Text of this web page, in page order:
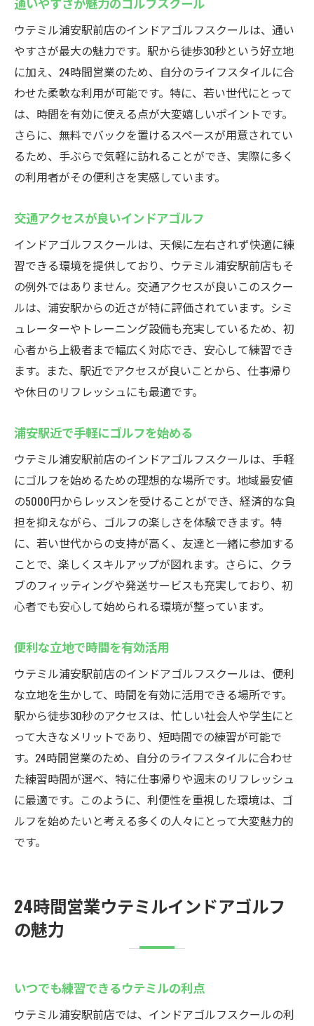
ウテミル浦安駅前店のインドアゴルフスクールは、通い
やすさが最大の魅力です。駅から徒歩30秒という好立地
に加え、24時間営業のため、自分のライフスタイルに合
わせた柔軟な利用が可能です。特に、若い世代にとって
は、時間を有効に使える点が大変嬉しいポイントです。
さらに、無料でバックを置けるスペースが用意されてい
るため、手ぶらで気軽に訪れることができ、実際に多く
の利用者がその便利さを実感しています。
交通アクセスが良いインドアゴルフ
インドアゴルフスクールは、天候に左右されず快適に練
習できる環境を提供しており、ウテミル浦安駅前店もそ
の例外ではありません。交通アクセスが良いこのスクー
ルは、浦安駅からの近さが特に評価されています。シミ
ュレーターやトレーニング設備も充実しているため、初
心者から上級者まで幅広く対応でき、安心して練習でき
ます。また、駅近でアクセスが良いことから、仕事帰り
や休日のリフレッシュにも最適です。
浦安駅近で手軽にゴルフを始める
ウテミル浦安駅前店のインドアゴルフスクールは、手軽
にゴルフを始めるための理想的な場所です。地域最安値
の5000円からレッスンを受けることができ、経済的な負
担を抑えながら、ゴルフの楽しさを体験できます。特
に、若い世代からの支持が高く、友達と一緒に参加する
ことで、楽しくスキルアップが図れます。さらに、クラ
ブのフィッティングや発送サービスも充実しており、初
心者でも安心して始められる環境が整っています。
便利な立地で時間を有効活用
ウテミル浦安駅前店のインドアゴルフスクールは、便利
な立地を生かして、時間を有効に活用できる場所です。
駅から徒歩30秒のアクセスは、忙しい社会人や学生にと
って大きなメリットであり、短時間での練習が可能で
す。24時間営業のため、自分のライフスタイルに合わせ
た練習時間が選べ、特に仕事帰りや週末のリフレッシュ
に最適です。このように、利便性を重視した環境は、ゴ
ルフを始めたいと考える多くの人々にとって大変魅力的
です。
24時間営業ウテミルインドアゴルフ
の魅力
いつでも練習できるウテミルの利点
ウテミル浦安駅前店では、インドアゴルフスクールの利